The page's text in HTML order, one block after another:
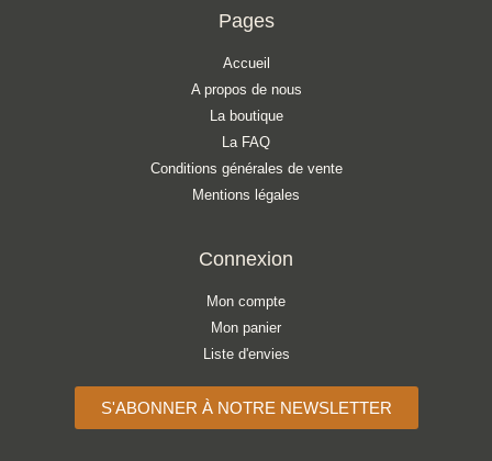
Pages
Accueil
A propos de nous
La boutique
La FAQ
Conditions générales de vente
Mentions légales
Connexion
Mon compte
Mon panier
Liste d'envies
S'ABONNER À NOTRE NEWSLETTER